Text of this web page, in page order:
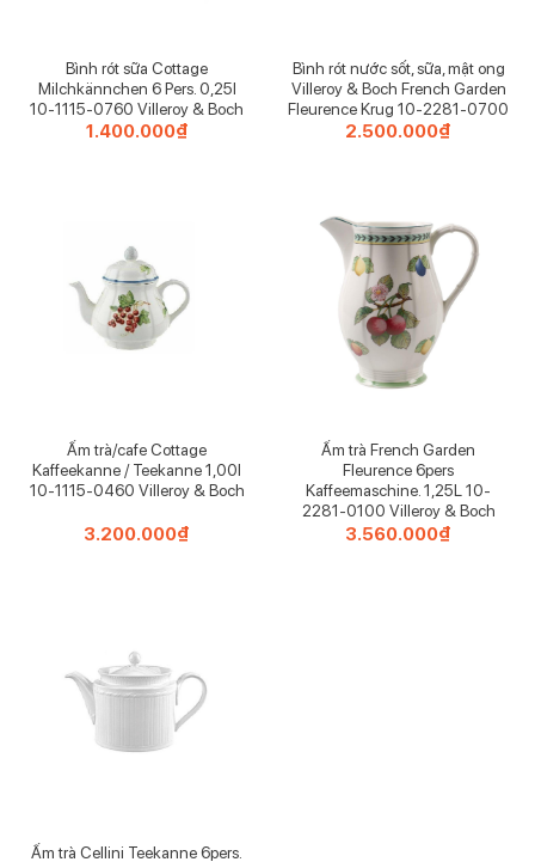
Bình rót sữa Cottage
Milchkännchen 6 Pers. 0,25l
10-1115-0760 Villeroy & Boch
1.400.000₫
Bình rót nước sốt, sữa, mật ong
Villeroy & Boch French Garden
Fleurence Krug 10-2281-0700
2.500.000₫
Ấm trà/cafe Cottage
Kaffeekanne / Teekanne 1,00l
10-1115-0460 Villeroy & Boch
3.200.000₫
Ấm trà French Garden
Fleurence 6pers
Kaffeemaschine. 1,25L 10-
2281-0100 Villeroy & Boch
3.560.000₫
Ấm trà Cellini Teekanne 6pers.